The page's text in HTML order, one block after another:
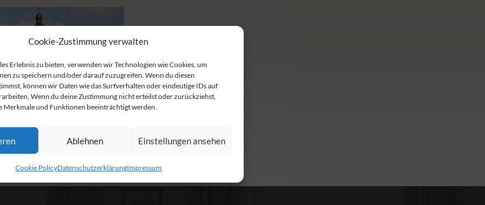
Cookie-Zustimmung verwalten
Erlebnis zu bieten, verwenden wir Technologien wie Cookies, um
zu speichern und/oder darauf zuzugreifen. Wenn du diesen
können wir Daten wie das Surfverhalten oder eindeutige IDs auf
Wenn du deine Zustimmung nicht erteilst oder zurückziehst,
Merkmale und Funktionen beeinträchtigt werden.
Ablehnen Einstellungen ansehen
Cookie PolicyDatenschutzerklärungImpressum